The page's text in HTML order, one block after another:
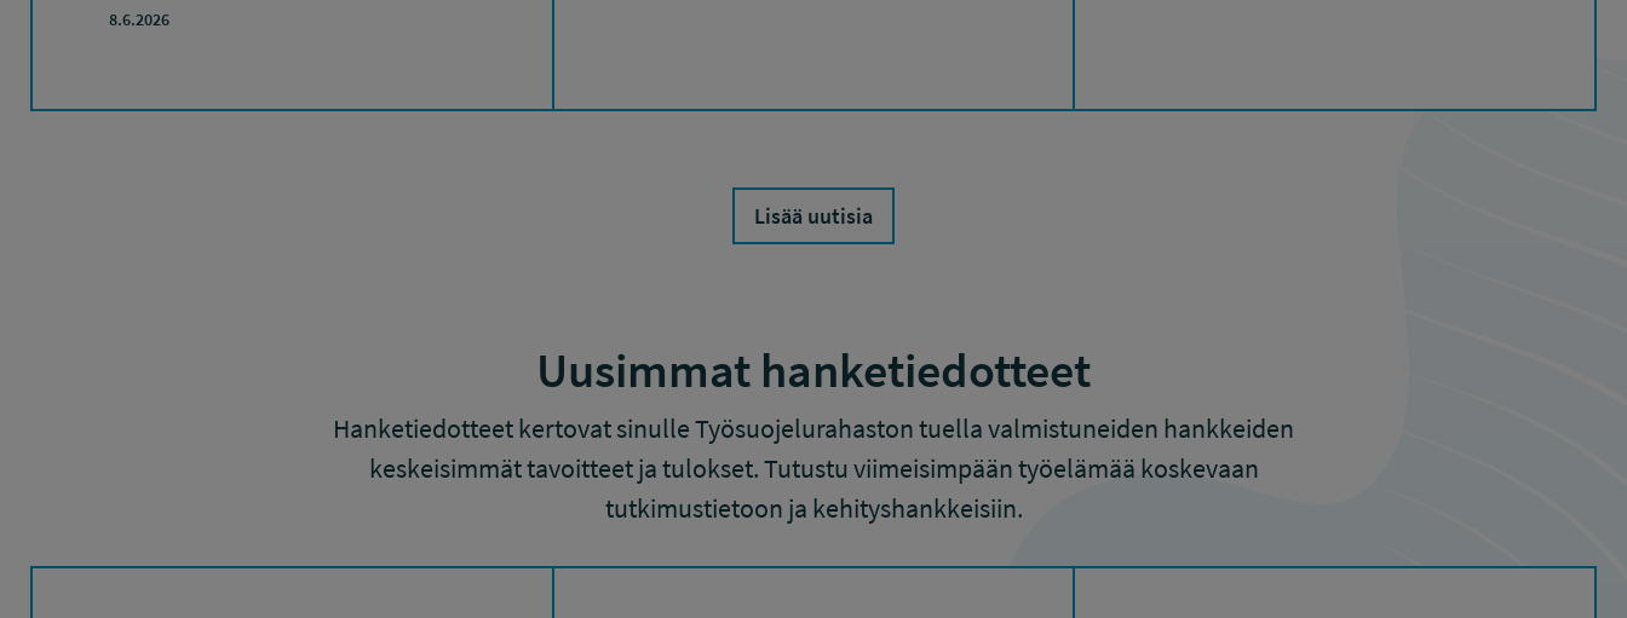
8.6.2026
Lisää uutisia
Uusimmat hanketiedotteet
Hanketiedotteet kertovat sinulle Työsuojelurahaston tuella valmistuneiden hankkeiden
keskeisimmät tavoitteet ja tulokset. Tutustu viimeisimpään työelämää koskevaan
tutkimustietoon ja kehityshankkeisiin.